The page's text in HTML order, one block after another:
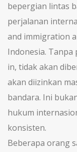
bepergian lintas
perjalanan
and immigration
Indonesia. Tanpa
in, tidak akan
akan diizinkan
bandara. Ini
hukum
konsisten.
Beberapa orang